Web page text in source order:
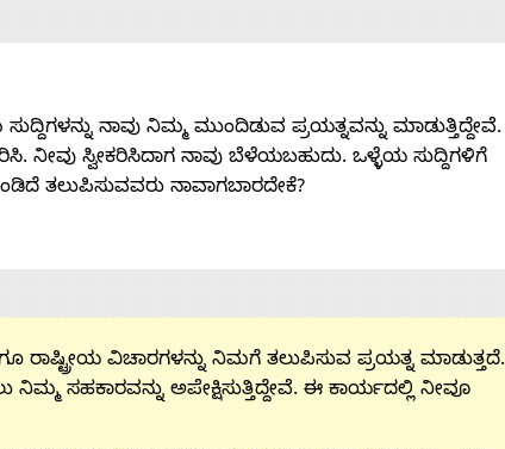
ನಾವು ನಿಮ್ಮ ಮುಂದಿಡುವ ಪ್ರಯತ್ನವನ್ನು ಮಾಡುತ್ತಿದ್ದೇವೆ.
ನೀವು ಸ್ವೀಕರಿಸಿದಾಗ ನಾವು ಬೆಳೆಯಬಹುದು. ಒಳ್ಳೆಯ ಸುದ್ದಿಗಳಿಗೆ
ತಲುಪಿಸುವವರು ನಾವಾಗಬಾರದೇಕೆ?
ರಾಷ್ಟ್ರೀಯ ವಿಚಾರಗಳನ್ನು ನಿಮಗೆ ತಲುಪಿಸುವ ಪ್ರಯತ್ನ ಮಾಡುತ್ತದೆ.
ನಿಮ್ಮ ಸಹಕಾರವನ್ನು ಅಪೇಕ್ಷಿಸುತ್ತಿದ್ದೇವೆ. ಈ ಕಾರ್ಯದಲ್ಲಿ ನೀವೂ